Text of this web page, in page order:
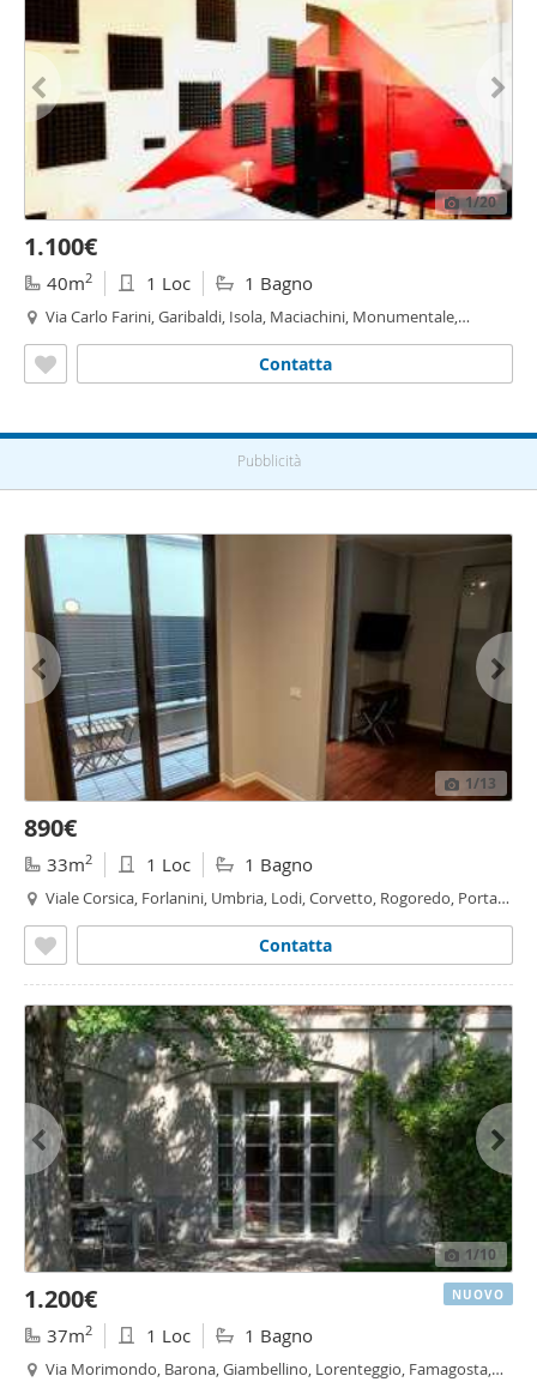
1/20
1.100€
40m2 1 Loc 1 Bagno
Via Carlo Farini, Garibaldi, Isola, Maciachini, Monumentale,
Contatta
Pubblicità
1/13
890€
33m2 1 Loc 1 Bagno
Viale Corsica, Forlanini, Umbria, Lodi, Corvetto, Rogoredo, Porta
Contatta
1/10
1.200€
37m2 1 Loc 1 Bagno
Via Morimondo, Barona, Giambellino, Lorenteggio, Famagosta,
NUOVO